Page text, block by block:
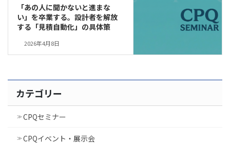
「あの人に聞かないと進まな
い」を卒業する。設計者を解放
する「見積自動化」の具体策
2026年4月8日
カテゴリー
CPQセミナー
CPQイベント・展示会